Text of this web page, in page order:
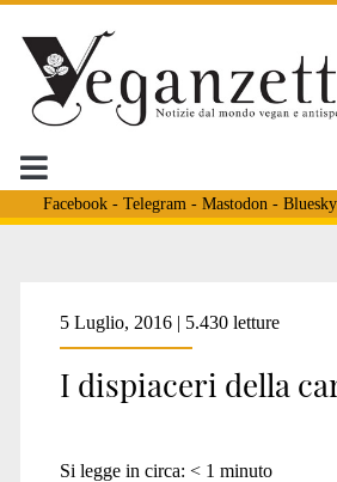
Facebook- Telegram - Mastodon - Bluesky
5 Luglio, 2016 | 5.430 letture
I dispiaceri della
Si legge in circa: < 1 minuto